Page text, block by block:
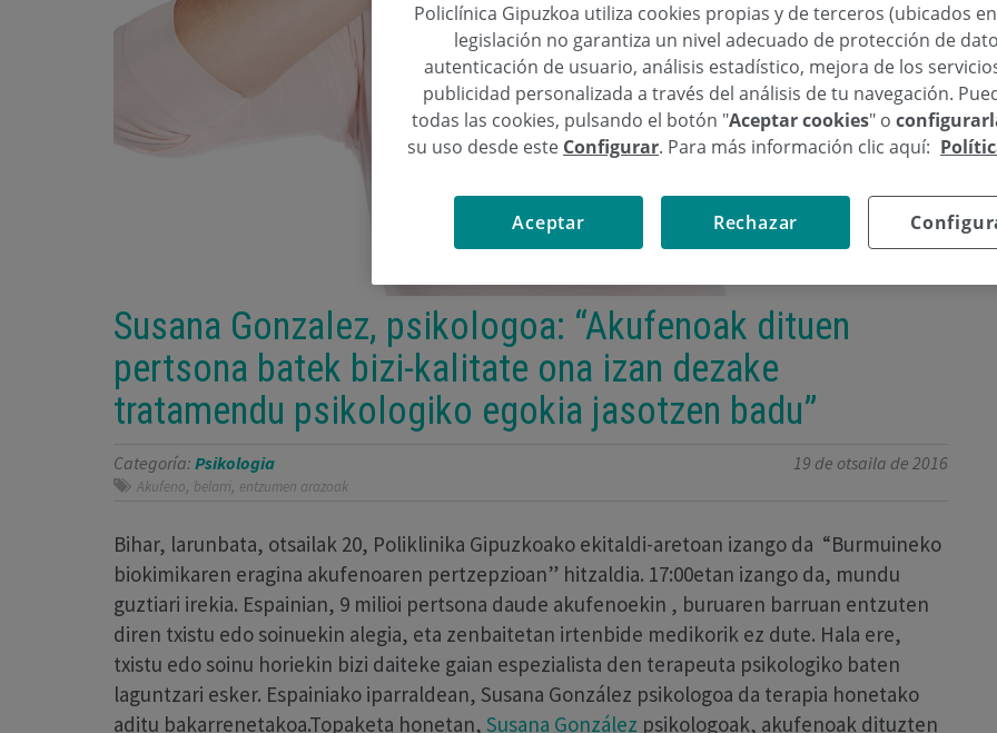
Susana Gonzalez, psikologoa: “Akufenoak dituen
pertsona batek bizi-kalitate ona izan dezake
tratamendu psikologiko egokia jasotzen badu”
Categoría: Psikologia 19 de otsaila de 2016
Akufeno, belarri, entzumen arazoak
Bihar, larunbata, otsailak 20, Poliklinika Gipuzkoako ekitaldi-aretoan izango da “Burmuineko
biokimikaren eragina akufenoaren pertzepzioan” hitzaldia. 17:00etan izango da, mundu
guztiari irekia. Espainian, 9 milioi pertsona daude akufenoekin , buruaren barruan entzuten
diren txistu edo soinuekin alegia, eta zenbaitetan irtenbide medikorik ez dute. Hala ere,
txistu edo soinu horiekin bizi daiteke gaian espezialista den terapeuta psikologiko baten
laguntzari esker. Espainiako iparraldean, Susana González psikologoa da terapia honetako
aditu bakarrenetakoa.Topaketa honetan, Susana González psikologoak, akufenoak dituzten
Policlínica Gipuzkoa utiliza cookies propias y de terceros (ubicados
legislación no garantiza un nivel adecuado de protección de
autenticación de usuario, análisis estadístico, mejora de los
publicidad personalizada a través del análisis de tu navegación.
todas las cookies, pulsando el botón "Aceptar cookies" o
su uso desde este Configurar. Para más información clic aquí:
Rechazar
Aceptar